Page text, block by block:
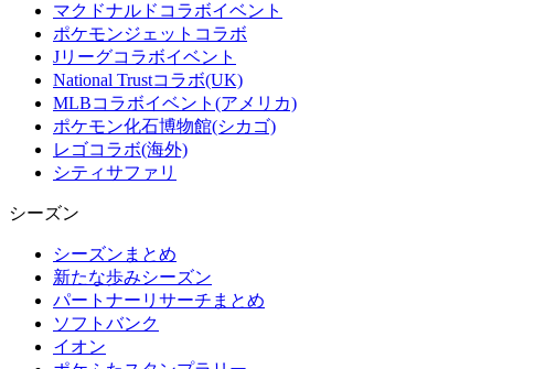
マクドナルドコラボイベント
ポケモンジェットコラボ
Jリーグコラボイベント
National Trustコラボ(UK)
MLBコラボイベント(アメリカ)
ポケモン化石博物館(シカゴ)
レゴコラボ(海外)
シティサファリ
シーズン
シーズンまとめ
新たな歩みシーズン
パートナーリサーチまとめ
ソフトバンク
イオン